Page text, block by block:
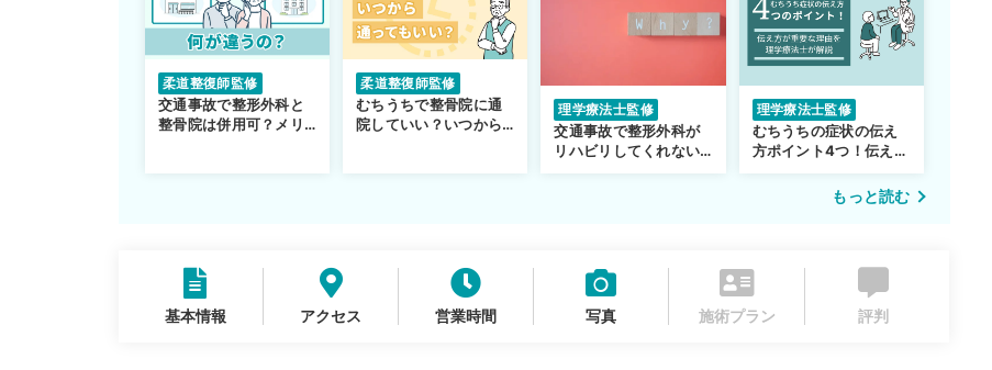
柔道整復師監修
交通事故で整形外科と
整骨院は併用可？メリ
柔道整復師監修
むちうちで整骨院に通
院していい？いつから
理学療法士監修
交通事故で整形外科が
リハビリしてくれない…
転院するべき？
理学療法士監修
むちうちの症状の伝え
方ポイント4つ！伝え方
が重要な理由も解説
もっと読む
基本情報 アクセス 営業時間 写真 施術プラン 評判